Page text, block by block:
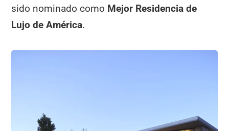
sido nominado como Mejor Residencia de
Lujo de América.